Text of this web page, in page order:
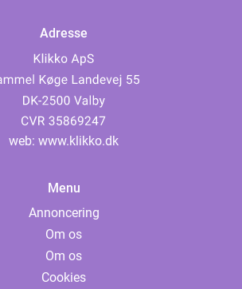
Adresse
web: www.klikko.dk
Menu
Annoncering
Om os
Om os
Cookies